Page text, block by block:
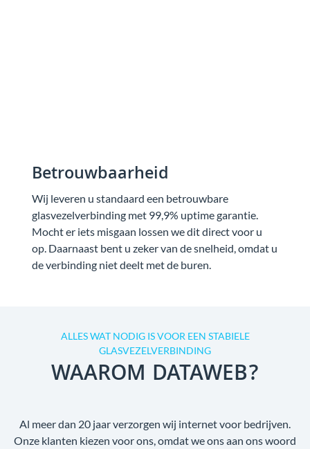
Betrouwbaarheid
Wij leveren u standaard een betrouwbare
glasvezelverbinding met 99,9% uptime garantie.
Mocht er iets misgaan lossen we dit direct voor u
op. Daarnaast bent u zeker van de snelheid, omdat u
de verbinding niet deelt met de buren.
ALLES WAT NODIG IS VOOR EEN STABIELE
GLASVEZELVERBINDING
WAAROM DATAWEB?
Al meer dan 20 jaar verzorgen wij internet voor bedrijven.
Onze klanten kiezen voor ons, omdat we ons aan ons woord